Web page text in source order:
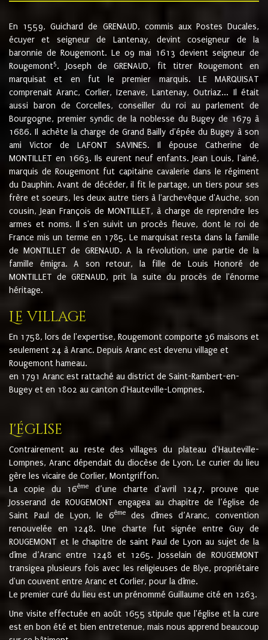
En 1559, Guichard de GRENAUD, commis aux Postes Ducales,
écuyer et seigneur de Lantenay, devint coseigneur de la
baronnie de Rougemont. Le 09 mai 1613 devient seigneur de
Rougemont5. Joseph de GRENAUD, fit titrer Rougemont en
marquisat et en fut le premier marquis. LE MARQUISAT
comprenait Aranc, Corlier, Izenave, Lantenay, Outriaz... Il était
aussi baron de Corcelles, conseiller du roi au parlement de
Bourgogne, premier syndic de la noblesse du Bugey de 1679 à
1686. Il achète la charge de Grand Bailly d'épée du Bugey à son
ami Victor de LAFONT SAVINES. Il épouse Catherine de
MONTILLET en 1663. Ils eurent neuf enfants. Jean Louis, l'ainé,
marquis de Rougemont fut capitaine cavalerie dans le régiment
du Dauphin. Avant de décéder, il fit le partage, un tiers pour ses
frère et soeurs, les deux autre tiers à l'archevêque d'Auche, son
cousin, Jean François de MONTILLET, à charge de reprendre les
armes et noms. Il s'en suivit un procès fleuve, dont le roi de
France mis un terme en 1785. Le marquisat resta dans la famille
de MONTILLET de GRENAUD. A la révolution, une partie de la
famille émigra. A son retour, la fille de Louis Honoré de
MONTILLET de GRENAUD, prit la suite du procès de l'énorme
héritage.
Le village
En 1758, lors de l'expertise, Rougemont comporte 36 maisons et
seulement 24 à Aranc. Depuis Aranc est devenu village et
Rougemont hameau.
en 1791 Aranc est rattaché au district de Saint-Rambert-en-
Bugey et en 1802 au canton d'Hauteville-Lompnes.
L'église
Contrairement au reste des villages du plateau d'Hauteville-
Lompnes, Aranc dépendait du diocèse de Lyon. Le curier du lieu
gère les vicaire de Corlier, Montgriffon.
La copie du 16ème
d’une charte d’avril 1247, prouve que
Josserand de ROUGEMONT engagea au chapitre de l’église de
Saint Paul de Lyon, le 6èmedes dîmes d’Aranc, convention
renouvelée en 1248. Une charte fut signée entre Guy de
ROUGEMONT et le chapitre de saint Paul de Lyon au sujet de la
dîme d’Aranc entre 1248 et 1265. Josselain de ROUGEMONT
transigea plusieurs fois avec les religieuses de Blye, propriétaire
d'un couvent entre Aranc et Corlier, pour la dîme.
Le premier curé du lieu est un prénommé Guillaume cité en 1263.
Une visite effectuée en août 1655 stipule que l'église et la cure
est en bon été et bien entretenue, mais nous apprend beaucoup